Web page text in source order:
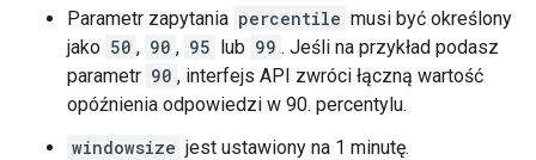
Parametr zapytania percentile musi być określony
jako 50 , 90 , 95 lub 99 . Jeśli na przykład podasz
parametr 90 , interfejs API zwróci łączną wartość
opóźnienia odpowiedzi w 90. percentylu.
windowsize jest ustawiony na 1 minutę.